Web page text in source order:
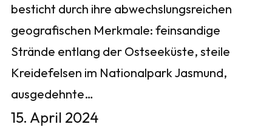
besticht durch ihre abwechslungsreichen
geografischen Merkmale: feinsandige
Strände entlang der Ostseeküste, steile
Kreidefelsen im Nationalpark Jasmund,
ausgedehnte…
15. April 2024